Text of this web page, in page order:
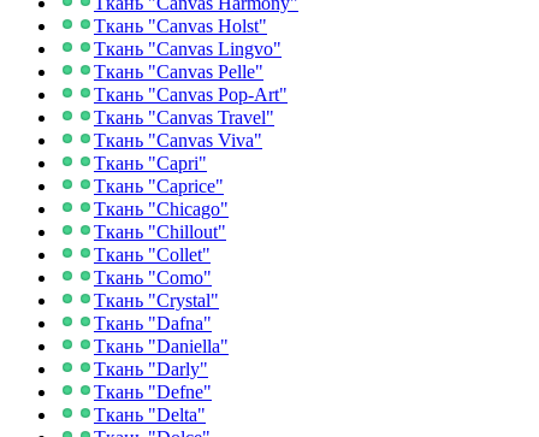
Ткань "Canvas Holst"
Ткань "Canvas Lingvo"
Ткань "Canvas Pelle"
Ткань "Canvas Pop-Art"
Ткань "Canvas Travel"
Ткань "Canvas Viva"
Ткань "Capri"
Ткань "Caprice"
Ткань "Chicago"
Ткань "Chillout"
Ткань "Collet"
Ткань "Como"
Ткань "Crystal"
Ткань "Dafna"
Ткань "Daniella"
Ткань "Darly"
Ткань "Defne"
Ткань "Delta"